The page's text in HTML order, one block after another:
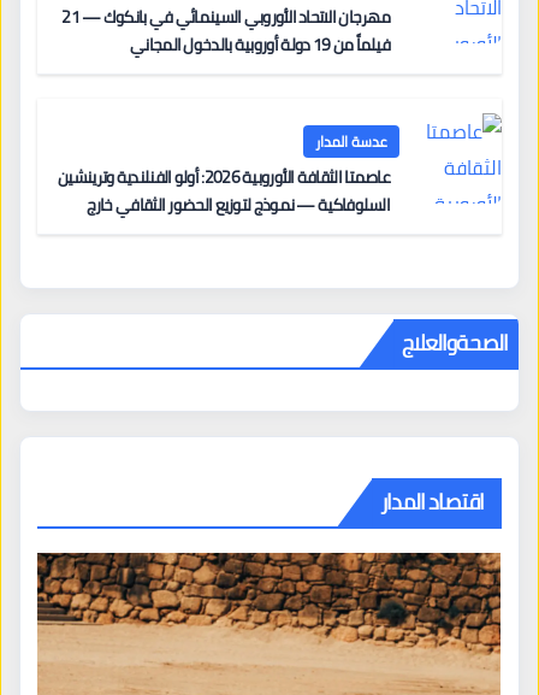
مهرجان الاتحاد الأوروبي السينمائي في بانكوك — 21
فيلماً من 19 دولة أوروبية بالدخول المجاني
عدسة المدار
عاصمتا الثقافة الأوروبية 2026: أولو الفنلندية وترينشين
السلوفاكية — نموذج لتوزيع الحضور الثقافي خارج
الصحةوالعلاج
اقتصاد المدار